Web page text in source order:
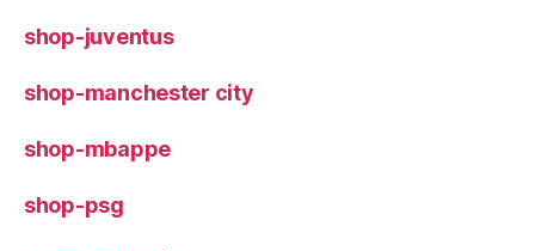
shop-juventus
shop-manchester city
shop-mbappe
shop-psg